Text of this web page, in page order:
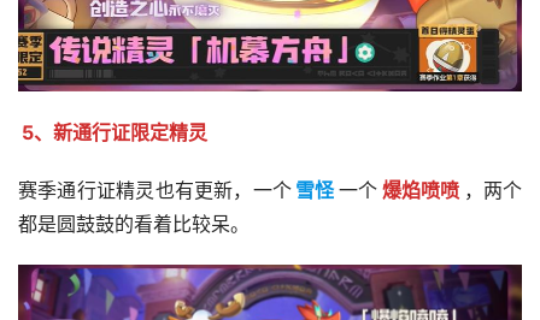
5、新通行证限定精灵
赛季通行证精灵也有更新，一个 雪怪一个 爆焰喷喷 ，两个
都是圆鼓鼓的看着比较呆。